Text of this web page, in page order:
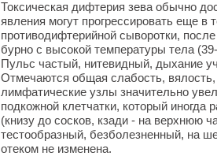
Токсическая дифтерия зева обычно
явления могут прогрессировать еще в
противодифтерийной сыворотки,
бурно с высокой температуры тела
Пульс частый, нитевидный, дыхание
Отмечаются общая слабость,
лимфатические узлы значительно
подкожной клетчатки, который иногда
(книзу до сосков, кзади - на верхнюю
тестообразный, безболезненный, на
отеком не изменена.